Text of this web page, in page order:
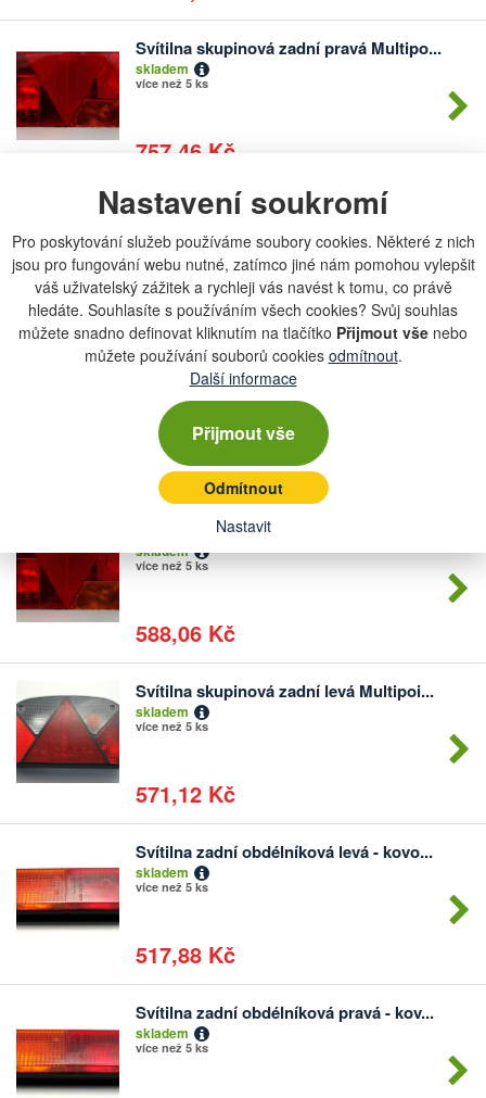
Nastavení soukromí
Pro poskytování služeb používáme soubory cookies. Některé z nich
jsou pro fungování webu nutné, zatímco jiné nám pomohou vylepšit
váš uživatelský zážitek a rychleji vás navést k tomu, co právě
hledáte. Souhlasíte s používáním všech cookies? Svůj souhlas
můžete snadno definovat kliknutím na tlačítko Přijmout vše nebo
můžete používání souborů cookies odmítnout.
Další informace
Přijmout vše
Odmítnout
Nastavit
Svítilna skupinová zadní pravá Multipo...
skladem
více než 5 ks
757,46 Kč
Počet
kusů
Svítilna skupinová zadní pravá Multipo...
více než 5 ks
653,40 Kč
Počet
kusů
Kryt zadního světla Fliegl - pravý
611,05 Kč
Počet
Svítilna skupinová zadní levá Multipoi...
skladem
více než 5 ks
588,06 Kč
kusů
Svítilna skupinová zadní levá Multipoi...
skladem
více než 5 ks
571,12 Kč
Počet
kusů
Svítilna zadní obdélníková levá - kovo...
skladem
více než 5 ks
517,88 Kč
Počet
kusů
Svítilna zadní obdélníková pravá - kov...
skladem
více než 5 ks
Počet
kusů